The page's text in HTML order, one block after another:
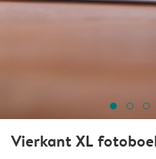
Vierkant XL